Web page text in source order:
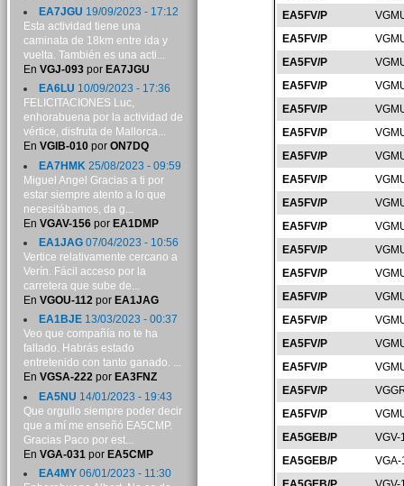
EA5FV/P
EA5FV/P
EA5FV/P
EA5FV/P
EA5FV/P
EA5FV/P
EA5FV/P
EA5FV/P
EA5FV/P
EA5FV/P
EA5FV/P
EA5FV/P
EA5FV/P
EA5FV/P
EA5FV/P
EA5FV/P
EA5FV/P
EA5FV/P
EA5GEB/P
VGV-
EA5GEB/P
EA7JGU 19/09/2023 - 17:12
Esta actividad tiene una
caminata de 18km entre ida y
vuelta. También es una acti...
En VGJ-093por EA7JGU
EA6LU 10/09/2023 - 17:36
FELICITACIONES Luc,
enhorabuena por la actividad de
vértice, disfruta de Mallorca...
En VGIB-010por ON7DQ
EA7HMK 25/08/2023 - 09:59
Miguel Angel Gracias a ti por
estar siempre atento a lo que
necesitábamos, da g...
En VGAV-156por EA1DMP
EA1JAG07/04/2023 - 10:56
Vertice relativamente cercano a
Verín. Fácil acceso por la
carretera que sube de...
En VGOU-112por EA1JAG
EA1BJE13/03/2023 - 00:37
Veo que compañía no te ha
faltado. Habrás estado
entretenido con tanto ganado. ...
En VGSA-222por EA3FNZ
EA5NU 14/01/2023 - 19:43
Que orgullo siempre poder decir
que a mí me enseñó EA5CMP.
Gracias Paco por est...
En VGA-031 por EA5CMP
EA4MY06/01/2023 - 11:30